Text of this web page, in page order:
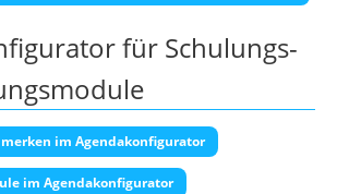
für Schulungs-
im Agendakonfigurator
im Agendakonfigurator